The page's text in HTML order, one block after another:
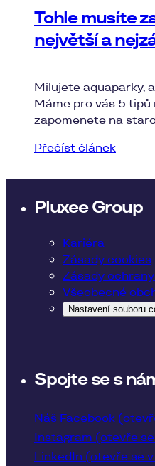
Tohle musíte
největší a
Milujete aquaparky,
Máme pro vás 5 tipů
zapomenete na
realitou.
Přečíst článek
Pluxee Group
Kariéra
Zásady cookies
Zásady
Všeobecné
Nastavení souboru
Spojte se s
Náš Facebook
Instagram (otevře
LinkedIn (otevře se